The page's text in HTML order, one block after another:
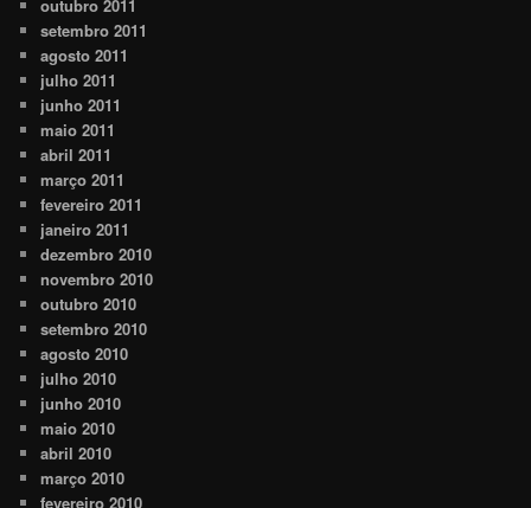
outubro 2011
setembro 2011
agosto 2011
julho 2011
junho 2011
maio 2011
abril 2011
março 2011
fevereiro 2011
janeiro 2011
dezembro 2010
novembro 2010
outubro 2010
setembro 2010
agosto 2010
julho 2010
junho 2010
maio 2010
abril 2010
março 2010
fevereiro 2010